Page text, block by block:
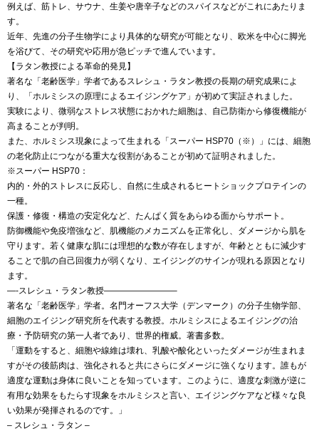
例えば、筋トレ、サウナ、生姜や唐辛子などのスパイスなどがこれにあたりま
す。
近年、先進の分子生物学により具体的な研究が可能となり、欧米を中心に脚光
を浴びて、その研究や応用が急ピッチで進んでいます。
【ラタン教授による革命的発見】
著名な「老齢医学」学者であるスレシュ・ラタン教授の長期の研究成果によ
り、「ホルミシスの原理によるエイジングケア」が初めて実証されました。
実験により、微弱なストレス状態におかれた細胞は、自己防衛から修復機能が
高まることが判明。
また、ホルミシス現象によって生まれる「スーパー HSP70（※）」には、細胞
の老化防止につながる重大な役割があることが初めて証明されました。
※スーパー HSP70：
内的・外的ストレスに反応し、自然に生成されるヒートショックプロテインの
一種。
保護・修復・構造の安定化など、たんぱく質をあらゆる面からサポート。
防御機能や免疫増強など、肌機能のメカニズムを正常化し、ダメージから肌を
守ります。若く健康な肌には理想的な数が存在しますが、年齢とともに減少す
ることで肌の自己回復力が弱くなり、エイジングのサインが現れる原因となり
ます。
—-スレシュ・ラタン教授————————–
著名な「老齢医学」学者。名門オーフス大学（デンマーク）の分子生物学部、
細胞のエイジング研究所を代表する教授。ホルミシスによるエイジングの治
療・予防研究の第一人者であり、世界的権威。著書多数。
「運動をすると、細胞や線維は壊れ、乳酸や酸化といったダメージが生まれま
すがその後筋肉は、強化されると共にさらにダメージに強くなります。誰もが
適度な運動は身体に良いことを知っています。このように、適度な刺激が逆に
有用な効果をもたらす現象をホルミシスと言い、エイジングケアなど様々な良
い効果が発揮されるのです。」
– スレシュ・ラタン –